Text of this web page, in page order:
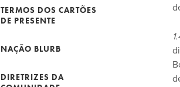
TERMOS DOS CARTÕES
DE PRESENTE
NAÇÃO BLURB
DIRETRIZES DA